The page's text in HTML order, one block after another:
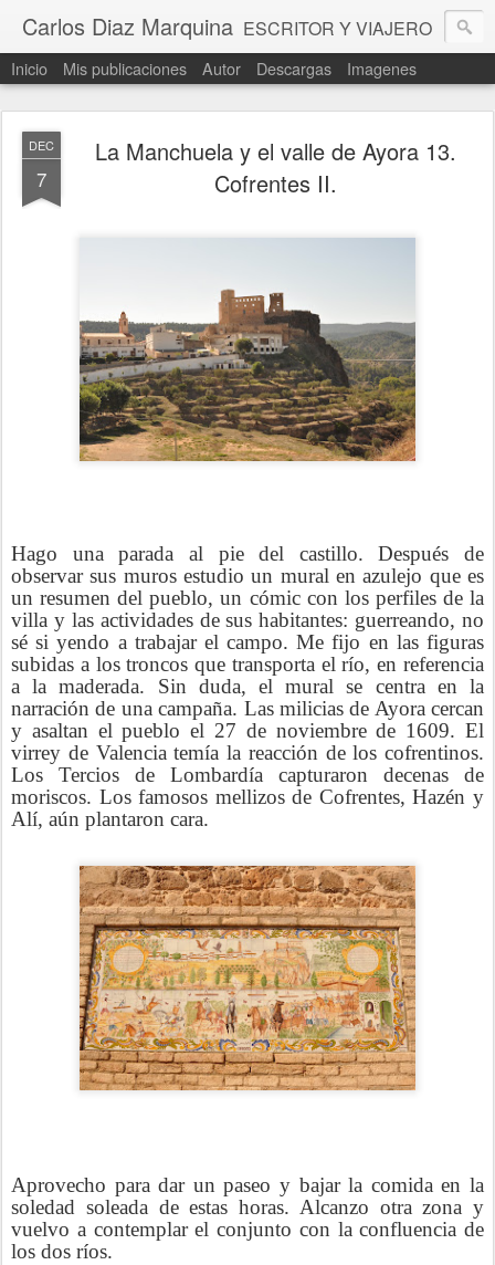
Carlos Diaz Marquina ESCRITOR Y VIAJERO
Inicio Mis publicaciones Autor Descargas Imagenes
DEC
7
La Manchuela y el valle de Ayora 13.
Cofrentes II.
Hago una parada al pie del castillo. Después de
observar sus muros estudio un mural en azulejo que es
un resumen del pueblo, un cómic con los perfiles de la
villa y las actividades de sus habitantes: guerreando, no
sé si yendo a trabajar el campo. Me fijo en las figuras
subidas a los troncos que transporta el río, en referencia
a la maderada. Sin duda, el mural se centra en la
narración de una campaña. Las milicias de Ayora cercan
y asaltan el pueblo el 27 de noviembre de 1609. El
virrey de Valencia temía la reacción de los cofrentinos.
Los Tercios de Lombardía capturaron decenas de
moriscos. Los famosos mellizos de Cofrentes, Hazén y
Alí, aún plantaron cara.
Aprovecho para dar un paseo y bajar la comida en la
soledad soleada de estas horas. Alcanzo otra zona y
vuelvo a contemplar el conjunto con la confluencia de
los dos ríos.